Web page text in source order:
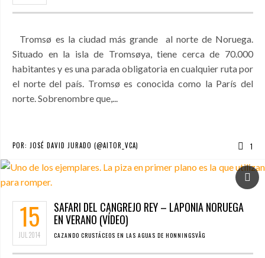
Tromsø es la ciudad más grande al norte de Noruega.
Situado en la isla de Tromsøya, tiene cerca de 70.000
habitantes y es una parada obligatoria en cualquier ruta por
el norte del país. Tromsø es conocida como la París del
norte. Sobrenombre que,...
POR: JOSÉ DAVID JURADO (@AITOR_VCA) 1
15
JUL2014
SAFARI DEL CANGREJO REY – LAPONIA NORUEGA
EN VERANO (VÍDEO)
CAZANDO CRUSTÁCEOS EN LAS AGUAS DE HONNINGSVÅG